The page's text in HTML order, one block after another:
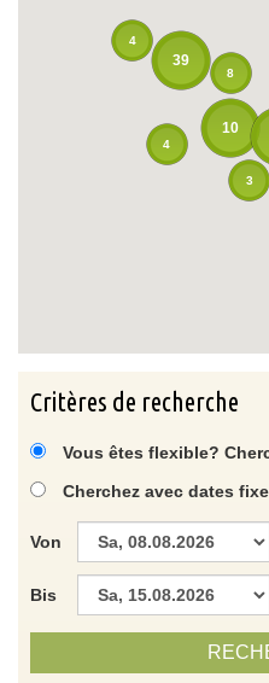
39
10
4
4
8
3
Critères de recherche
Vous êtes flexible?
Cherchez avec dates
Von
Bis